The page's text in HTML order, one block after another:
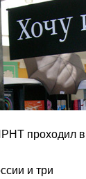
проходил
и три